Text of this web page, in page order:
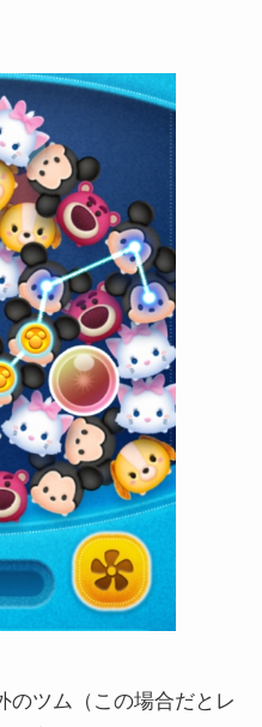
のツム（この場合だとレ